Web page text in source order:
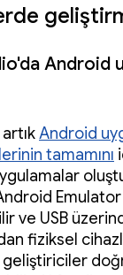
Android
Android
tamamını
Emulator
ve USB
fiziksel
geliştiriciler